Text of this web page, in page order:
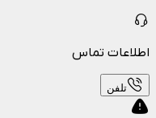
اطلاعات تماس
تلفن